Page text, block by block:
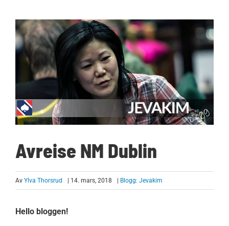
Avreise NM Dublin
Av Ylva Thorsrud | 14. mars, 2018 Blogg: Jevakim
Hello bloggen!